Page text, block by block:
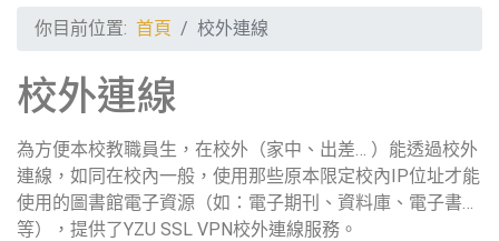
你目前位置: 首頁 校外連線
校外連線
為方便本校教職員生，在校外（家中、出差… ）能透過校外
連線，如同在校內一般，使用那些原本限定校內IP位址才能
使用的圖書館電子資源（如：電子期刊、資料庫、電子書…
等），提供了YZU SSL VPN校外連線服務。